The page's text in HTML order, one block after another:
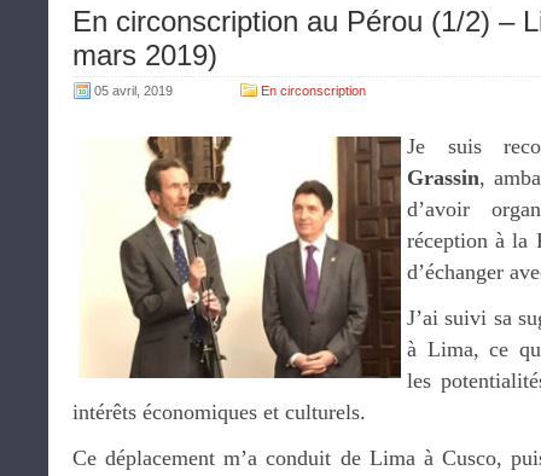
En circonscription au Pérou (1/2) –
mars 2019)
05 avril, 2019 En circonscription
Je suis
Grassin,
d’avoir
réception à la
d’échanger
J’ai suivi sa
à Lima, ce
les
intérêts économiques et culturels.
Ce déplacement m’a conduit de Lima à Cusco,